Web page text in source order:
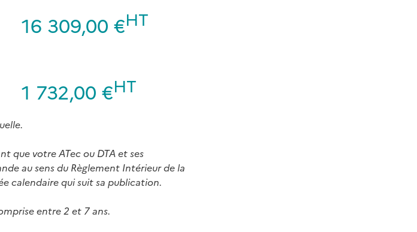
16 309,00 €HT
1 732,00 €HT
que votre ATec ou DTA et ses
au sens du Règlement Intérieur de la
calendaire qui suit sa publication.
entre 2 et 7 ans.